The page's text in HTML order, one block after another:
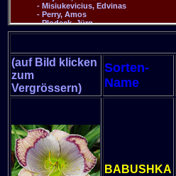
(auf Bild klicken
zum
Vergrössern)
Sorten-
Name
BABUSHKA